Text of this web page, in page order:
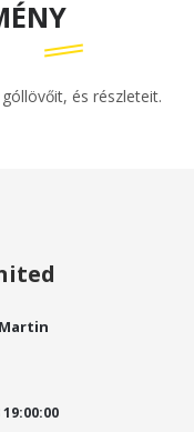
és részleteit.